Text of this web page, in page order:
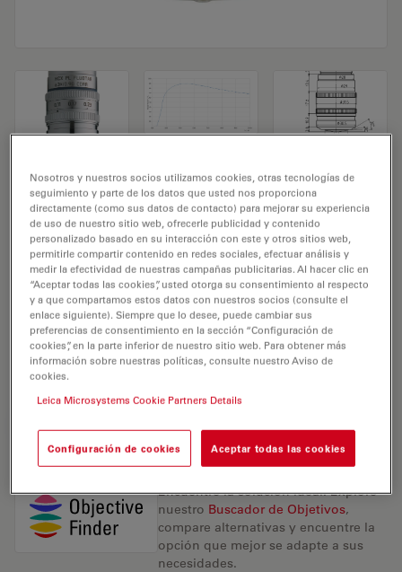
Objetivo de microscopio HC PL FLUOTAR
63x/0,90 CORR
N.º de producto 11506223
El objetivo HC PL FLUOTAR 63x/0,90 CORR tiene un
aumento de 63X y una apertura numérica de 0,9mm.
Para uso en medio seco y con una rosca de objetivo de
M25 con una distancia de trabajo libre de 0,3 mm y un
FN de 20.
REQUEST FOR QUOTE
Encuentre la solución ideal. Explore
nuestro Buscador de Objetivos,
compare alternativas y encuentre la
opción que mejor se adapte a sus
necesidades.
Nosotros y nuestros socios utilizamos cookies, otras tecnologías de
seguimiento y parte de los datos que usted nos proporciona
directamente (como sus datos de contacto) para mejorar su experiencia
de uso de nuestro sitio web, ofrecerle publicidad y contenido
personalizado basado en su interacción con este y otros sitios web,
permitirle compartir contenido en redes sociales, efectuar análisis y
medir la efectividad de nuestras campañas publicitarias. Al hacer clic en
“Aceptar todas las cookies”, usted otorga su consentimiento al respecto
y a que compartamos estos datos con nuestros socios (consulte el
enlace siguiente). Siempre que lo desee, puede cambiar sus
preferencias de consentimiento en la sección “Configuración de
cookies”, en la parte inferior de nuestro sitio web. Para obtener más
información sobre nuestras políticas, consulte nuestro Aviso de
cookies.
Leica Microsystems Cookie Partners Details
Configuración de cookies Aceptar todas las cookies